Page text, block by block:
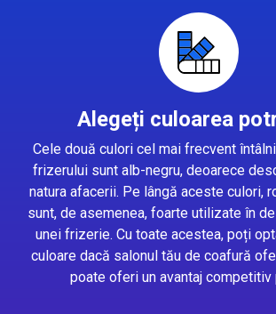
Alegeți culoarea
Cele două culori cel mai frecvent
frizerului sunt alb-negru, deoarece
natura afacerii. Pe lângă aceste culori,
sunt, de asemenea, foarte utilizate în
unei frizerie. Cu toate acestea, poți
culoare dacă salonul tău de coafură
poate oferi un avantaj competitiv